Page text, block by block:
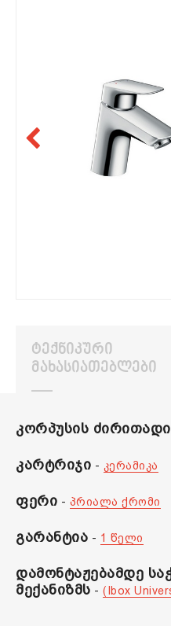
ᲢᲔᲥᲜᲘᲙᲣᲠᲘ
ᲛᲐᲮᲐᲡᲘᲐᲗᲔᲑᲚᲔᲑᲘ
კორპუსის
კარტრიჯი - კერამიკა
ფერი - პრიალა ქრომი
გარანტია - 1 წელი
დამონტაჟებამდე
მექანიზმს - (Ibox